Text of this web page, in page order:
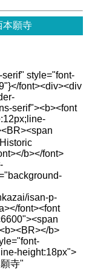
本願寺
style="font-
font><div><div
serif"><b><font
b></font>
isan-p-
font><font
b>
height:18px">
寺"